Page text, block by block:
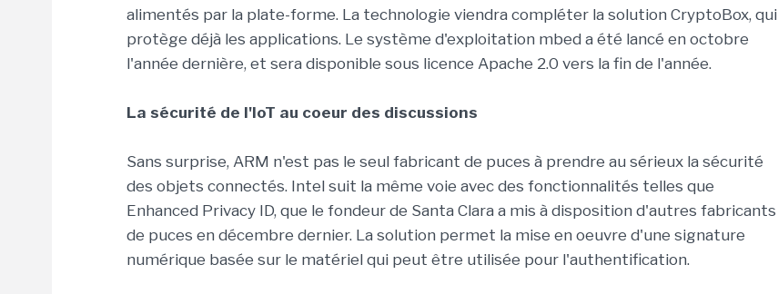
alimentés par la plate-forme. La technologie viendra compléter la solution CryptoBox, qui
protège déjà les applications. Le système d'exploitation mbed a été lancé en octobre
l'année dernière, et sera disponible sous licence Apache 2.0 vers la fin de l'année.
La sécurité de l'IoT au coeur des discussions
Sans surprise, ARM n'est pas le seul fabricant de puces à prendre au sérieux la sécurité
des objets connectés. Intel suit la même voie avec des fonctionnalités telles que
Enhanced Privacy ID, que le fondeur de Santa Clara a mis à disposition d'autres fabricants
de puces en décembre dernier. La solution permet la mise en oeuvre d'une signature
numérique basée sur le matériel qui peut être utilisée pour l'authentification.